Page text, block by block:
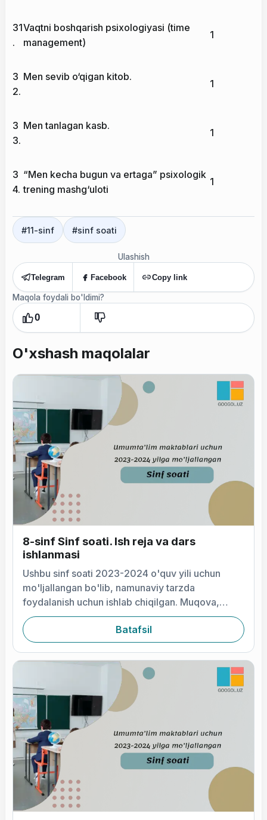
31
.
Vaqtni boshqarish psixologiyasi (time
management)
1
3
2.
Men sevib o‘qigan kitob.
1
3
3.
Men tanlagan kasb.
1
3
4.
“Men kecha bugun va ertaga” psixologik
trening mashg‘uloti
1
#11-sinf #sinf soati
Ulashish
Telegram Facebook Copy link
Maqola foydali bo'ldimi?
0
O'xshash maqolalar
8-sinf Sinf soati. Ish reja va dars
ishlanmasi
Ushbu sinf soati 2023-2024 o'quv yili uchun
mo'ljallangan bo'lib, namunaviy tarzda
foydalanish uchun ishlab chiqilgan. Muqova,
o'quv mavzu rejasi va 2 ta mavzu bo'yicha dars
ishlanmasi rasmla
Batafsil